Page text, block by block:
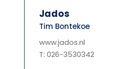
Jados
Tim Bontekoe
www.jados.nl
T: 026-3530342